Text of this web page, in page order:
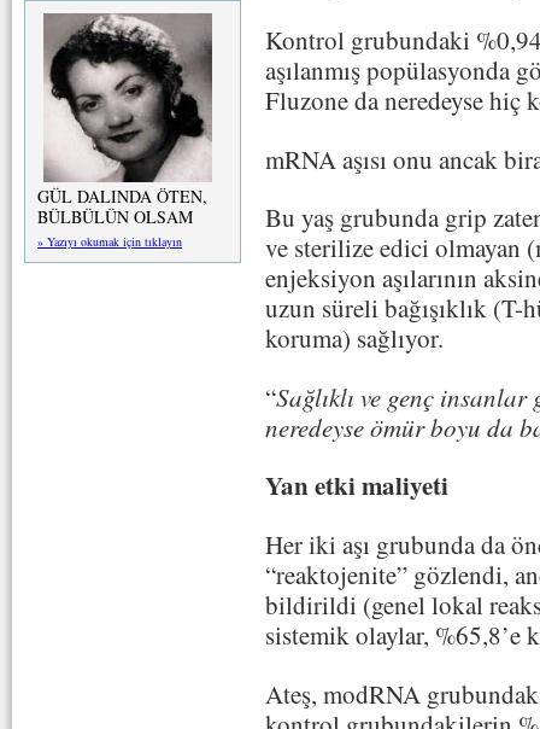
GÜL DALINDA ÖTEN,
BÜLBÜLÜN OLSAM
» Yazıyı okumak için tıklayın
Kontrol grubundaki
aşılanmış popülasyonda
Fluzone da neredeyse hiç
mRNA aşısı onu ancak
Bu yaş grubunda grip
ve sterilize edici olmayan
enjeksiyon aşılarının
uzun süreli bağışıklık
koruma) sağlıyor.
“Sağlıklı ve genç insanlar
neredeyse ömür boyu da
Yan etki maliyeti
Her iki aşı grubunda da
“reaktojenite” gözlendi,
bildirildi (genel lokal
sistemik olaylar, %65,8’e
Ateş, modRNA grubundaki